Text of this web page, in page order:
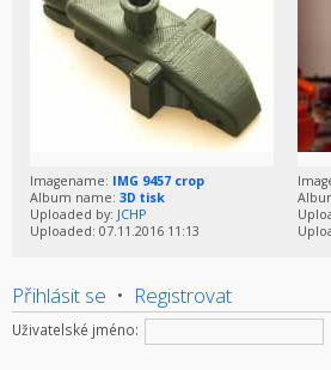
Imagename: IMG 9457 crop
Album name: 3D tisk
Uploaded by: JCHP
Uploaded: 07.11.2016 11:13
Přihlásit se • Registrovat
Uživatelské jméno: